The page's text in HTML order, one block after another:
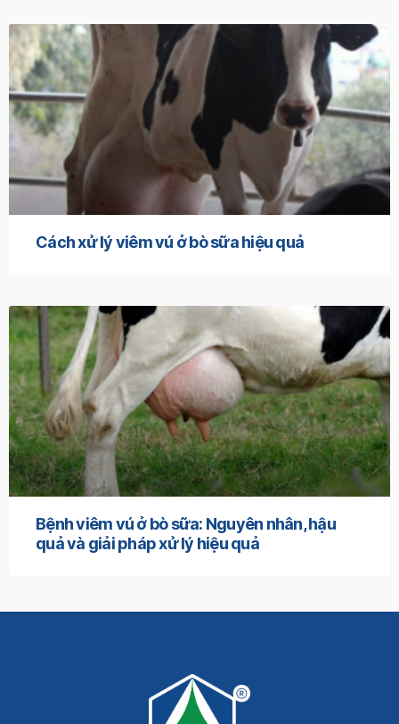
Cách xử lý viêm vú ở bò sữa hiệu quả
Bệnh viêm vú ở bò sữa: Nguyên nhân, hậu
quả và giải pháp xử lý hiệu quả